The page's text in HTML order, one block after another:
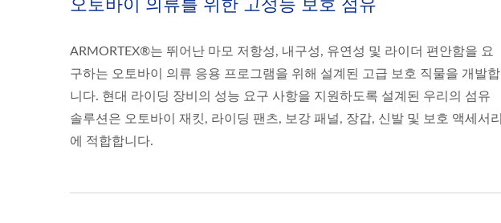
ARMORTEX®는 뛰어난 마모 저항성, 내구성, 유연성 및 라이더 편안함을 요
구하는 오토바이 의류 응용 프로그램을 위해 설계된 고급 보호 직물을 개발합
니다. 현대 라이딩 장비의 성능 요구 사항을 지원하도록 설계된 우리의 섬유
솔루션은 오토바이 재킷, 라이딩 팬츠, 보강 패널, 장갑, 신발 및 보호 액세서리
에 적합합니다.